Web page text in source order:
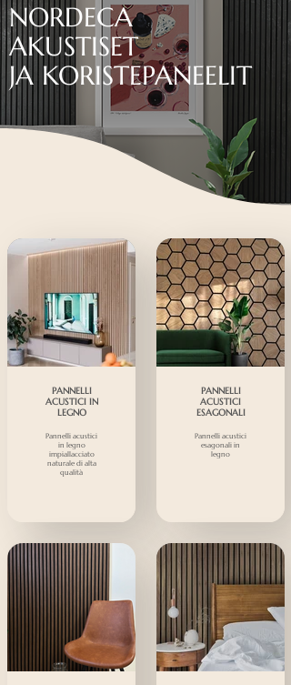
NORDECA
AKUSTISET
JA KORISTEPANEELIT
PANNELLI
ACUSTICI IN
LEGNO
Pannelli acustici
in legno
impiallacciato
naturale di alta
qualità
PANNELLI
ACUSTICI
ESAGONALI
Pannelli acustici
esagonali in
legno